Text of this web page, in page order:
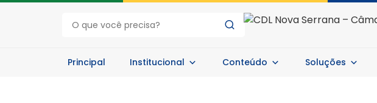
Principal Institucional Conteúdo Soluções